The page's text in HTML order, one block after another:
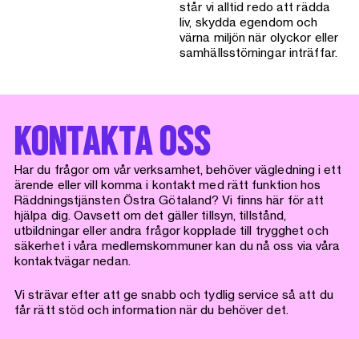
står vi alltid redo att rädda
liv, skydda egendom och
värna miljön när olyckor eller
samhällsstörningar inträffar.
KONTAKTA OSS
Har du frågor om vår verksamhet, behöver vägledning i ett
ärende eller vill komma i kontakt med rätt funktion hos
Räddningstjänsten Östra Götaland? Vi finns här för att
hjälpa dig. Oavsett om det gäller tillsyn, tillstånd,
utbildningar eller andra frågor kopplade till trygghet och
säkerhet i våra medlemskommuner kan du nå oss via våra
kontaktvägar nedan.
Vi strävar efter att ge snabb och tydlig service så att du
får rätt stöd och information när du behöver det.